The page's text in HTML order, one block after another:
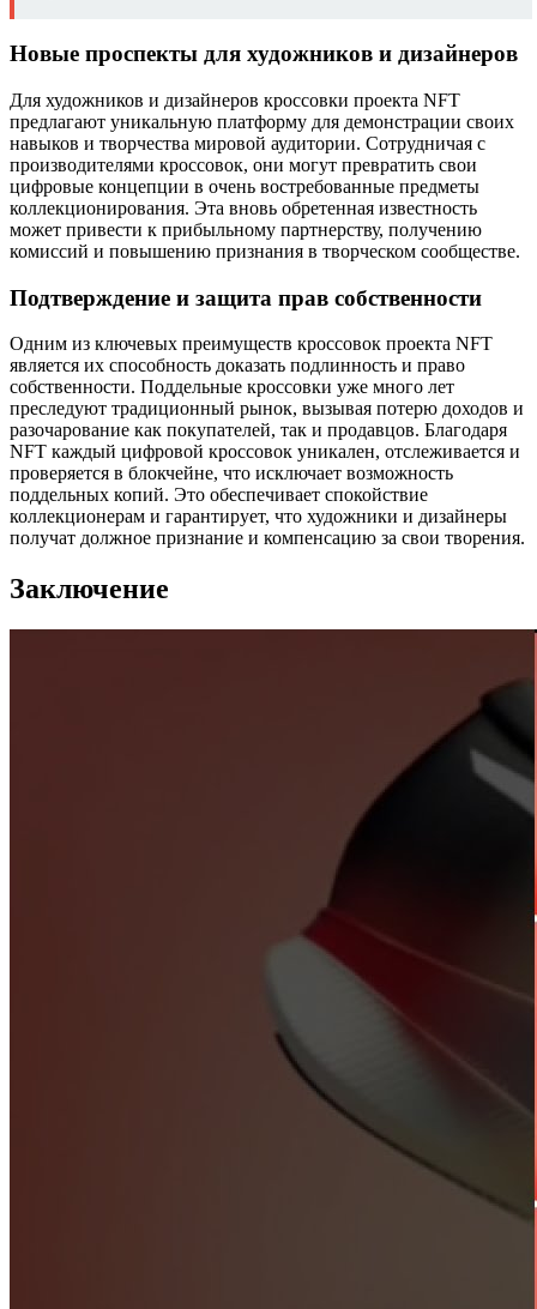
Новые проспекты для художников и дизайнеров
Для художников и дизайнеров кроссовки проекта NFT
предлагают уникальную платформу для демонстрации своих
навыков и творчества мировой аудитории. Сотрудничая с
производителями кроссовок, они могут превратить свои
цифровые концепции в очень востребованные предметы
коллекционирования. Эта вновь обретенная известность
может привести к прибыльному партнерству, получению
комиссий и повышению признания в творческом сообществе.
Подтверждение и защита прав собственности
Одним из ключевых преимуществ кроссовок проекта NFT
является их способность доказать подлинность и право
собственности. Поддельные кроссовки уже много лет
преследуют традиционный рынок, вызывая потерю доходов и
разочарование как покупателей, так и продавцов. Благодаря
NFT каждый цифровой кроссовок уникален, отслеживается и
проверяется в блокчейне, что исключает возможность
поддельных копий. Это обеспечивает спокойствие
коллекционерам и гарантирует, что художники и дизайнеры
получат должное признание и компенсацию за свои творения.
Заключение